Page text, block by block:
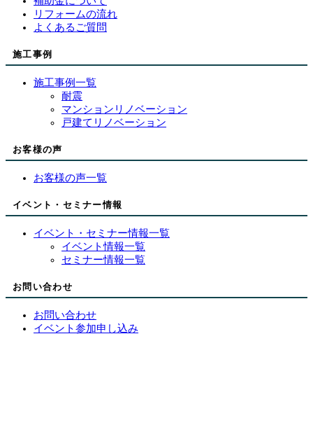
リフォームの流れ
よくあるご質問
施工事例
施工事例一覧
耐震
マンションリノベーション
戸建てリノベーション
お客様の声
お客様の声一覧
イベント・セミナー情報
イベント・セミナー情報一覧
イベント情報一覧
セミナー情報一覧
お問い合わせ
お問い合わせ
イベント参加申し込み